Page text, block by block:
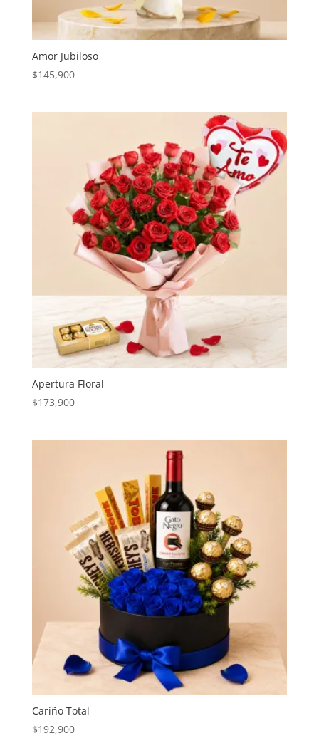
Amor Jubiloso
$145,900
Apertura Floral
$173,900
Cariño Total
$192,900